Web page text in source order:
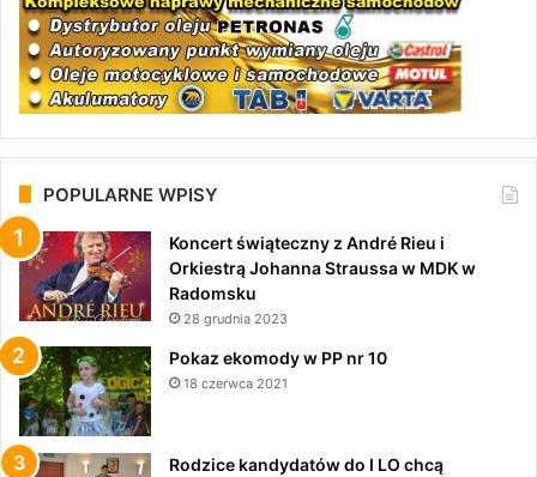
POPULARNE WPISY
Koncert świąteczny z André Rieu i
Orkiestrą Johanna Straussa w MDK w
Radomsku
28 grudnia 2023
Pokaz ekomody w PP nr 10
18 czerwca 2021
Rodzice kandydatów do I LO chcą